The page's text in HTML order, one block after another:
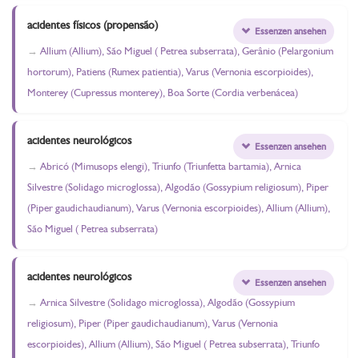
acidentes físicos (propensão)
Allium (Allium), São Miguel ( Petrea subserrata), Gerânio (Pelargonium
hortorum), Patiens (Rumex patientia), Varus (Vernonia escorpioides),
Monterey (Cupressus monterey), Boa Sorte (Cordia verbenácea)
Essenzen ansehen
acidentes neurológicos
Abricó (Mimusops elengi), Triunfo (Triunfetta bartamia), Arnica
Silvestre (Solidago microglossa), Algodão (Gossypium religiosum), Piper
(Piper gaudichaudianum), Varus (Vernonia escorpioides), Allium (Allium),
São Miguel ( Petrea subserrata)
Essenzen ansehen
acidentes neurológicos
Arnica Silvestre (Solidago microglossa), Algodão (Gossypium
religiosum), Piper (Piper gaudichaudianum), Varus (Vernonia
escorpioides), Allium (Allium), São Miguel ( Petrea subserrata), Triunfo
Essenzen ansehen